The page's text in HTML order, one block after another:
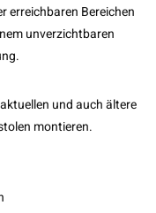
erreichbaren Bereichen
unverzichtbaren
und auch ältere
montieren.